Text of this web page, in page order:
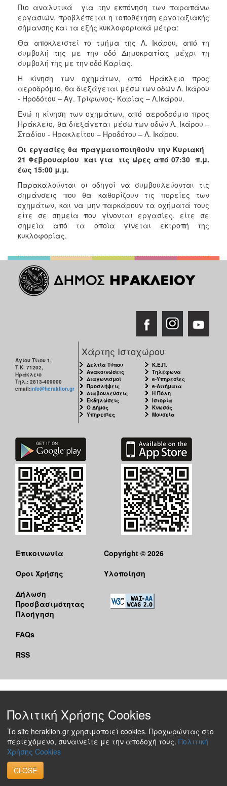
ΤΟΠΟΣ
ΠΟΛΙΤΙΣΜΟΣ
ΑΝΘΕΚΤΙΚΗ
ΠΟΛΗ
Πιο αναλυτικά για την εκπόνηση των παραπάνω
εργασιών, προβλέπεται η τοποθέτηση εργοταξιακής
σήμανσης και τα εξής κυκλοφοριακά μέτρα:
Θα αποκλειστεί το τμήμα της Λ. Ικάρου, από τη
συμβολή της με την οδό Δημοκρατίας μέχρι τη
συμβολή της με την οδό Καρίας.
Η κίνηση των οχημάτων, από Ηράκλειο προς
αεροδρόμιο, θα διεξάγεται μέσω των οδών Λ. Ικάρου
- Ηροδότου – Αγ. Τρίφωνος- Καρίας – Λ.Ικάρου.
Ενώ η κίνηση των οχημάτων, από αεροδρόμιο προς
Ηράκλειο, θα διεξάγεται μέσω των οδών Λ. Ικάρου –
Σταδίου - Ηρακλείτου – Ηροδότου – Λ. Ικάρου.
Οι εργασίες θα πραγματοποιηθούν την Κυριακή
21 Φεβρουαρίου και για τις ώρες από 07:30 π.μ.
έως 15:00 μ.μ.
Παρακαλούνται οι οδηγοί να συμβουλεύονται τις
σημάνσεις που θα καθορίζουν τις πορείες των
οχημάτων, και να μην παρκάρουν τα οχήματά τους
είτε σε σημεία που γίνονται εργασίες, είτε σε
σημεία από τα οποία γίνεται εκτροπή της
κυκλοφορίας.
Αγίου Τίτου 1,
Τ.Κ. 71202,
Ηράκλειο
Τηλ.: 2813-409000
email:info@heraklion.gr
Χάρτης Ιστοχώρου
Δελτία Τύπου
Ανακοινώσεις
Διαγωνισμοί
Προσλήψεις
Διαβουλεύσεις
Εκδηλώσεις
Ο Δήμος
Υπηρεσίες
Κ.Ε.Π.
Τηλέφωνα
e-Υπηρεσίες
e-Αιτήματα
Η Πόλη
Ιστορία
Κνωσός
Μουσεία
Επικοινωνία
Όροι Χρήσης
Δήλωση
Προσβασιμότητας
Πλοήγηση
FAQs
RSS
Copyright © 2026
Υλοποίηση
Πολιτική Χρήσης Cookies
Το site heraklion.gr χρησιμοποιεί cookies. Προχωρώντας στο
περιεχόμενο, συναινείτε με την αποδοχή τους. Πολιτική
Χρήσης Cookies
CLOSE